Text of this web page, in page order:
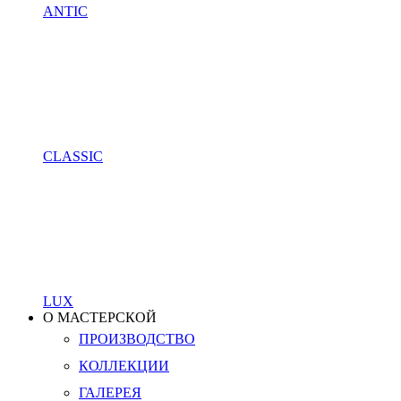
ANTIC
CLASSIC
LUX
О МАСТЕРСКОЙ
ПРОИЗВОДСТВО
КОЛЛЕКЦИИ
ГАЛЕРЕЯ